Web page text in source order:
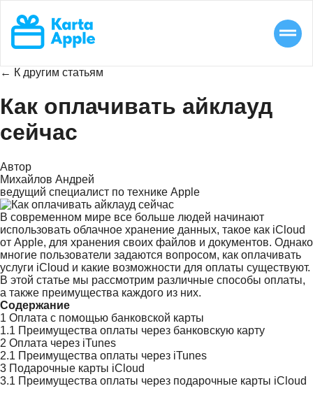
← К другим статьям
Как оплачивать айклауд
сейчас
Автор
Михайлов Андрей
ведущий специалист по технике Apple
В современном мире все больше людей начинают
использовать облачное хранение данных, такое как iCloud
от Apple, для хранения своих файлов и документов. Однако
многие пользователи задаются вопросом, как оплачивать
услуги iCloud и какие возможности для оплаты существуют.
В этой статье мы рассмотрим различные способы оплаты,
а также преимущества каждого из них.
Содержание
1 Оплата с помощью банковской карты
1.1 Преимущества оплаты через банковскую карту
2 Оплата через iTunes
2.1 Преимущества оплаты через iTunes
3 Подарочные карты iCloud
3.1 Преимущества оплаты через подарочные карты iCloud